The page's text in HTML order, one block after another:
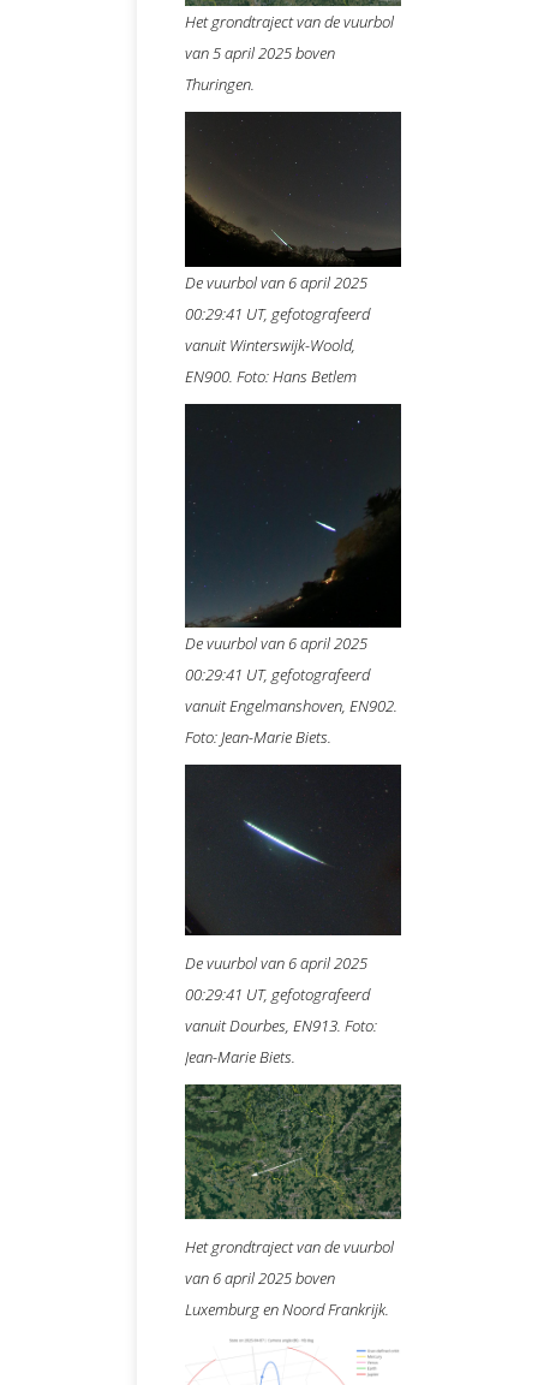
Het grondtraject van de vuurbol
van 5 april 2025 boven
Thuringen.
De vuurbol van 6 april 2025
00:29:41 UT, gefotografeerd
vanuit Winterswijk-Woold,
EN900. Foto: Hans Betlem
De vuurbol van 6 april 2025
00:29:41 UT, gefotografeerd
vanuit Engelmanshoven, EN902.
Foto: Jean-Marie Biets.
De vuurbol van 6 april 2025
00:29:41 UT, gefotografeerd
vanuit Dourbes, EN913. Foto:
Jean-Marie Biets.
Het grondtraject van de vuurbol
van 6 april 2025 boven
Luxemburg en Noord Frankrijk.